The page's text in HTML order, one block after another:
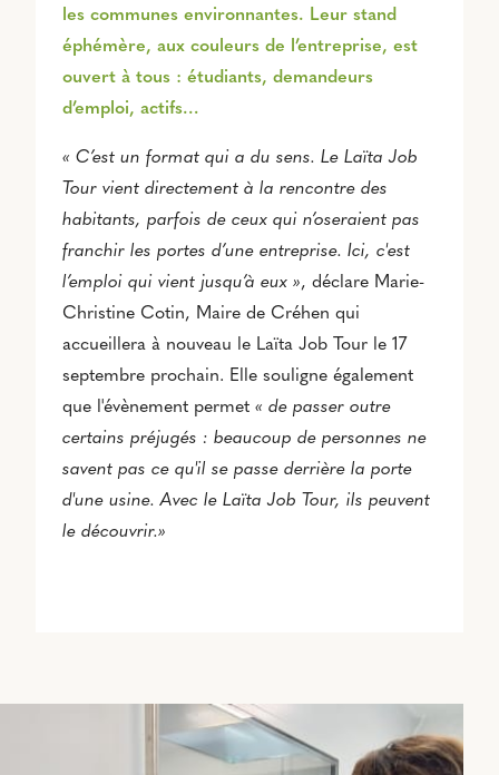
les communes environnantes. Leur stand
éphémère, aux couleurs de l’entreprise, est
ouvert à tous : étudiants, demandeurs
d’emploi, actifs…
« C’est un format qui a du sens. Le Laïta Job
Tour vient directement à la rencontre des
habitants, parfois de ceux qui n’oseraient pas
franchir les portes d’une entreprise. Ici, c'est
l’emploi qui vient jusqu’à eux », déclare Marie-
Christine Cotin, Maire de Créhen qui
accueillera à nouveau le Laïta Job Tour le 17
septembre prochain. Elle souligne également
que l'évènement permet « de passer outre
certains préjugés : beaucoup de personnes ne
savent pas ce qu'il se passe derrière la porte
d'une usine. Avec le Laïta Job Tour, ils peuvent
le découvrir.»